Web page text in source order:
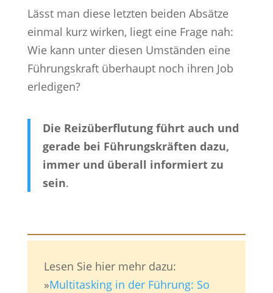
Lässt man diese letzten beiden Absätze
einmal kurz wirken, liegt eine Frage nah:
Wie kann unter diesen Umständen eine
Führungskraft überhaupt noch ihren Job
erledigen?
Die Reizüberflutung führt auch und
gerade bei Führungskräften dazu,
immer und überall informiert zu
sein.
Lesen Sie hier mehr dazu:
»Multitasking in der Führung: So